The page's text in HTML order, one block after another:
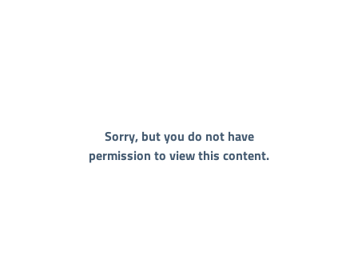
Sorry, but you do not have
permission to view this content.